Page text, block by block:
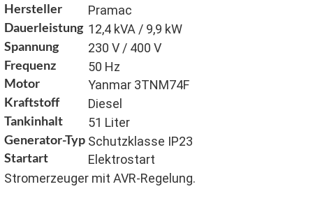
Hersteller Pramac
Dauerleistung 12,4 kVA / 9,9 kW
Spannung 230 V / 400 V
Frequenz 50 Hz
Motor Yanmar 3TNM74F
Kraftstoff Diesel
Tankinhalt 51 Liter
Generator-Typ Schutzklasse IP23
Startart
Elektrostart
Stromerzeuger mit AVR-Regelung.